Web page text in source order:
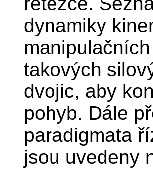
dynamiky
takových
dvojic, aby
pohyb. Dále
paradigmata
jsou uvedeny